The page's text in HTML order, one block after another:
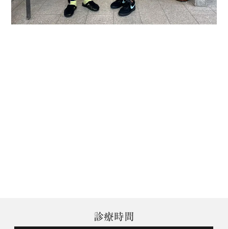
診療時間